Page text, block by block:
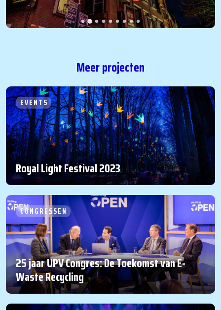
Meer projecten
EVENTS
Royal Light Festival 2023
CONGRESSEN
25 jaar UPV Congres: De Toekomst van E-
Waste Recycling